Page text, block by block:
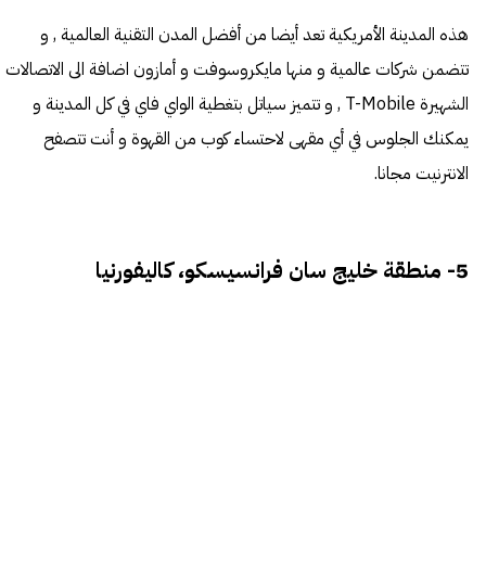
هذه المدينة الأمريكية تعد أيضا من أفضل المدن التقنية العالمية , و
تتضمن شركات عالمية و منها مايكروسوفت و أمازون اضافة الى الاتصالات
الشهيرة T-Mobile , و تتميز سياتل بتغطية الواي فاي في كل المدينة و
يمكنك الجلوس في أي مقهى لاحتساء كوب من القهوة و أنت تتصفح
الانترنيت مجانا.
5- منطقة خليج سان فرانسيسكو، كاليفورنيا